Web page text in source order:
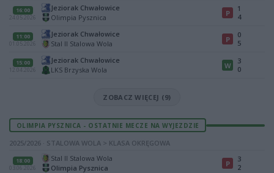
16:00
24.05.2026
Jeziorak Chwałowice
Olimpia Pysznica
P
1
4
11:00
01.05.2026
Jeziorak Chwałowice
Stal II Stalowa Wola
P
0
5
15:00
12.04.2026
Jeziorak Chwałowice
LKS Brzyska Wola
W
3
0
ZOBACZ WIĘCEJ (9)
OLIMPIA PYSZNICA - OSTATNIE MECZE NA WYJEZDZIE
2025/2026 · STALOWA WOLA > KLASA OKRĘGOWA
18:00
03.06.2026
Stal II Stalowa Wola
Olimpia Pysznica
P
3
2